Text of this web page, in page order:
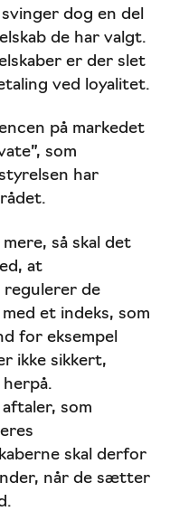
dog en del
de har valgt.
er der slet
ved loyalitet.
på markedet
som
har
så skal det
at
regulerer de
et indeks, som
for eksempel
ikke sikkert,
som
skal derfor
når de sætter